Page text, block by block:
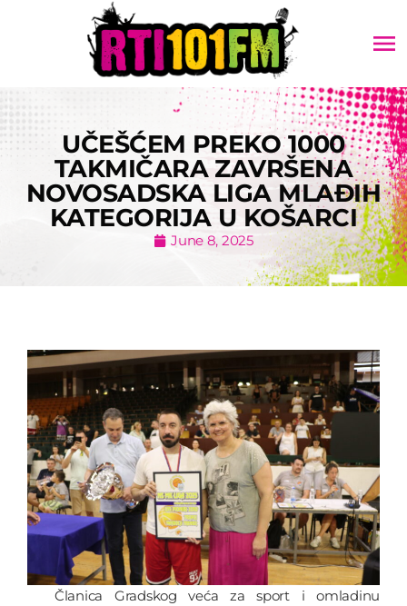
menu
UČEŠĆEM PREKO 1000
TAKMIČARA ZAVRŠENA
NOVOSADSKA LIGA MLAĐIH
KATEGORIJA U KOŠARCI
June 8, 2025
Članica Gradskog veća za sport i omladinu